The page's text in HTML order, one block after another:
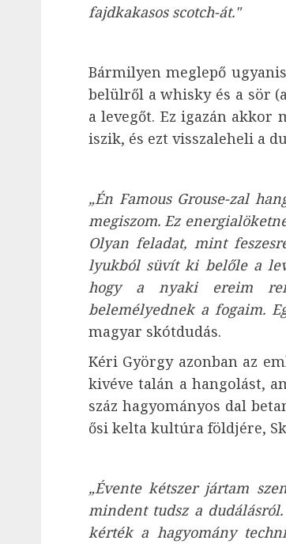
fajdkakasos scotch-át."
Bármilyen meglepő
belülről a whisky és a sör
a levegőt. Ez igazán
iszik, és ezt visszaleheli a
„Én Famous Grouse-zal
megiszom. Ez
Olyan feladat, mint
lyukból süvít ki belőle a
hogy a nyaki ereim
belemélyednek a fogaim.
magyar skótdudás.
Kéri György azonban az
kivéve talán a hangolást,
száz hagyományos dal
ősi kelta kultúra földjére,
„Évente kétszer jártam
mindent tudsz a
kérték a hagyomány